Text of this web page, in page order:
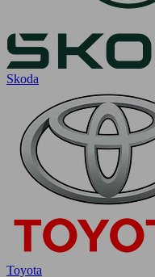
Skoda
Toyota